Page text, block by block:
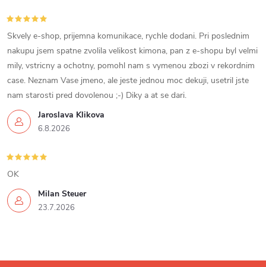
y
v
ý
p
i
s
u
Jaroslava Klikova
6.8.2026
Skvely e-shop, prijemna komunikace, rychle dodani. Pri poslednim
nakupu jsem spatne zvolila velikost kimona, pan z e-shopu byl velmi
mily, vstricny a ochotny, pomohl nam s vymenou zbozi v rekordnim
case. Neznam Vase jmeno, ale jeste jednou moc dekuji, usetril jste
nam starosti pred dovolenou ;-) Diky a at se dari.
Milan Steuer
23.7.2026
OK